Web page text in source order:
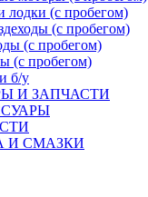
лодки (с пробегом)
(с пробегом)
(с пробегом)
(с пробегом)
б/у
И ЗАПЧАСТИ
И СМАЗКИ